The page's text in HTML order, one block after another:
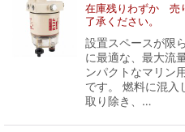
在庫残りわずか 売
了承ください。
設置スペースが限
に最適な、最大流
ンパクトなマリン
です。 燃料に混入
取り除き、…